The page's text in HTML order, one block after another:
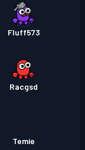
Fluff573
Racgsd
Temie